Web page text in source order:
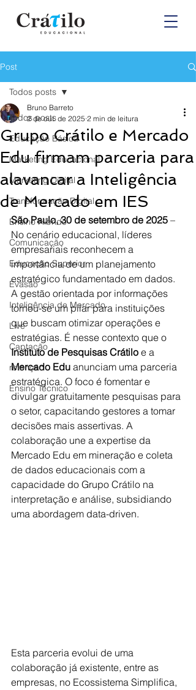
Post
Todos posts
Educação Básica
Marketing Educacional
Marketing Digital
Transformação Digital
Ensino Híbrido
Comunicação
Educação Superior
Evasão
Inteligência de Mercado
Live
Captação
retenção
Ensino Técnico
Todos posts
Grupo Crátilo e Mercado
Edu firmam parceria para
alavancar a Inteligência
de Mercado em IES
Bruno Barreto
2 de out. de 2025 2 min de leitura
São Paulo, 30 de setembro de 2025 –
No cenário educacional, líderes
empresariais reconhecem a
importância de um planejamento
estratégico fundamentado em dados.
A gestão orientada por informações
tornou-se um pilar para instituições
que buscam otimizar operações e
estratégias. É nesse contexto que o
Instituto de Pesquisas Crátilo e a
Mercado Edu anunciam uma parceria
estratégica. O foco é fomentar e
divulgar gratuitamente pesquisas para
o setor, capacitando gestores a tomar
decisões mais assertivas. A
colaboração une a expertise da
Mercado Edu em mineração e coleta
de dados educacionais com a
capacidade do Grupo Crátilo na
interpretação e análise, subsidiando
uma abordagem data-driven.
Esta parceria evolui de uma
colaboração já existente, entre as
empresas, no Ecossistema Simplifica,